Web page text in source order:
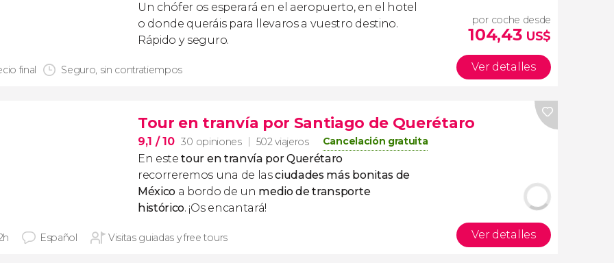
Un chófer os esperará en el aeropuerto, en el hotel
o donde queráis para llevaros a vuestro destino.
Rápido y seguro.
final Seguro, sin contratiempos
por coche desde
104,43 US$
Ver detalles
Tour en tranvía por Santiago de Querétaro
9,1 / 10 30 opiniones 502 viajeros Cancelación gratuita
En estetour en tranvía por Querétaro
recorreremos una de lasciudades más bonitas de
México a bordo de un medio de transporte
histórico. ¡Os encantará!
Español Visitas guiadas y free tours Ver detalles